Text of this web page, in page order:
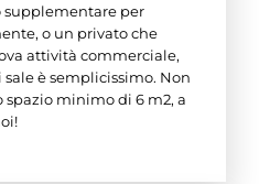
supplementare per
o un privato che
attività commerciale,
è semplicissimo. Non
spazio minimo di 6 m2, a